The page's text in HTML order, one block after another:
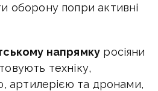
оборону попри активні
напрямку росіяни
техніку,
артилерією та дронами,